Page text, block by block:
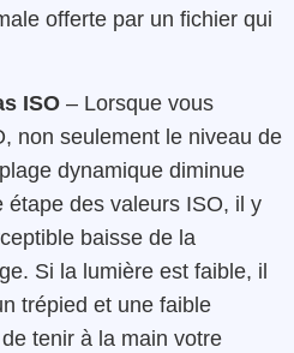
offerte par un fichier qui
ISO – Lorsque vous
non seulement le niveau de
dynamique diminue
des valeurs ISO, il y
baisse de la
Si la lumière est faible, il
trépied et une faible
tenir à la main votre